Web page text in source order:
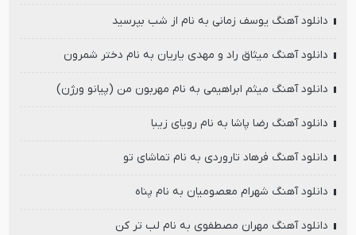
دانلود آهنگ یوسف زمانی به نام از شب بپرسید
دانلود آهنگ میثاق راد و مهدی یاریان به نام دختر شمرون
دانلود آهنگ میثم ابراهیمی به نام مهربون من (پیانو ورژن)
دانلود آهنگ رضا پاشا به نام رویای زیبا
دانلود آهنگ فرهاد تاروردی به نام تماشای تو
دانلود آهنگ شهرام معصومیان به نام پناه
دانلود آهنگ مهران مصطفوی به نام لب تر کن